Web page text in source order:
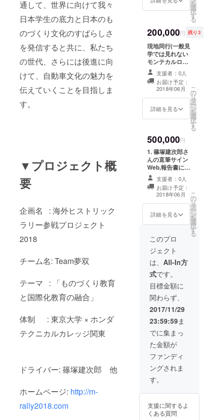
通して、世界に向けて我々
日本学生の底力と日本のも
のづくり文化のすばらしさ
を発信すると共に、私たち
の世代、さらには後進に向
けて、自動車文化の魅力を
伝えていくことを目指しま
す。
▼プロジェクト概
要
企画名 : 海外ヒストリック
ラリー参戦プロジェクト
2018
チーム名: Team夢双
テーマ : 「ものづくり教育
と国際化教育の融合」
体制 : 東京大学 × ホンダ
テクニカルカレッジ関東
ドライバー: 篠塚建次郎 他
ホームページ: http://m-
rally2018.com
（名前入り、名
刺サイズ）
TeamMUSOHパ
ンフレット
(PDF) オリジナ
ルTシャツ オリ
ジナル東大ツ
アー ※1は報告書
の送付は2018年
1月に送付
を
選
択
す
る
200,000円 残り3
現地同行(一般見
学では見れない
モンテカルロラ
リーの現場を体
験できます！) た
だし、現地サ
ポートドライ
バーとしてサ
ポートカーの運
す。 ※1月下旬～
程 ※渡航費、滞
在費は自己負担
※ヨーロッパで運
転できる自信の
ある方 1. 報告
会、懇親会への
招待(もしくは報
告書送付) 2. お
礼のメッセージ
支援証明書（名
前入り、名刺サ
イズ）
TeamMUSOHパ
ンフレット
(PDF) オリジナ
ルTシャツ ※1は
2018年6月、2は
2018年1月に送
支援者：0人
お届け予定：
2018年06月
詳細を見る
こ
の
リ
タ
ー
ン
を
選
択
す
る
500,000円
1. 篠塚建次郎さ
んの直筆サイン
Web,報告書に協
賛者として個人
の名前および企
業名を記載 Web
に個人または企
業のインタ
ビュー記事の掲
載 モンテカルロ
報告会、懇親会
は報告書送付) 2.
お礼のメッセー
ジ 支援証明書
（名前入り、名
刺サイズ）
TeamMUSOHパ
ンフレット
(PDF) オリジナ
ジナル東大ツ
アー ※1は2018
年6月、2は2018
年1月に送付
支援者：0人
お届け予定：
2018年06月
詳細を見る
こ
の
リ
タ
ー
ン
を
選
択
す
る
このプロ
ジェクト
は、 All-In方
式です。
目標金額に
関わらず、
2017/11/29
23:59:59ま
でに集まっ
た金額が
ファンディ
ングされま
す。
支援に関するよ
くある質問